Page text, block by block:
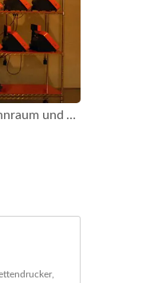
TYSSO's POP-950 im Brennraum und Vorbereitung für den Test